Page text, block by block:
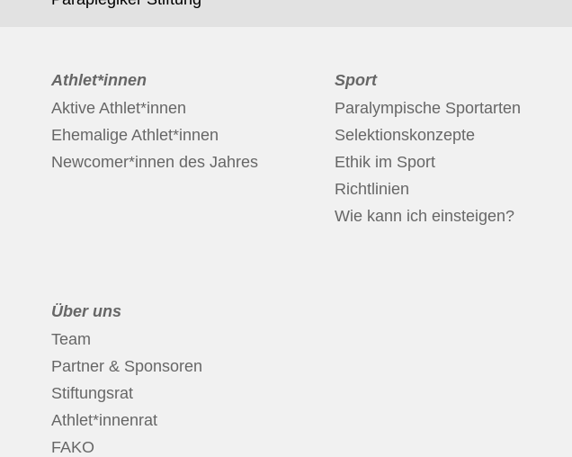
Athlet*innen
Aktive Athlet*innen
Ehemalige Athlet*innen
Newcomer*innen des Jahres
Sport
Paralympische Sportarten
Selektionskonzepte
Ethik im Sport
Richtlinien
Wie kann ich einsteigen?
Über uns
Team
Partner & Sponsoren
Stiftungsrat
Athlet*innenrat
FAKO